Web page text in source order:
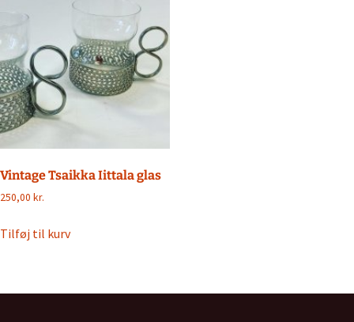
Vintage Tsaikka Iittala glas
250,00 kr.
Tilføj til kurv